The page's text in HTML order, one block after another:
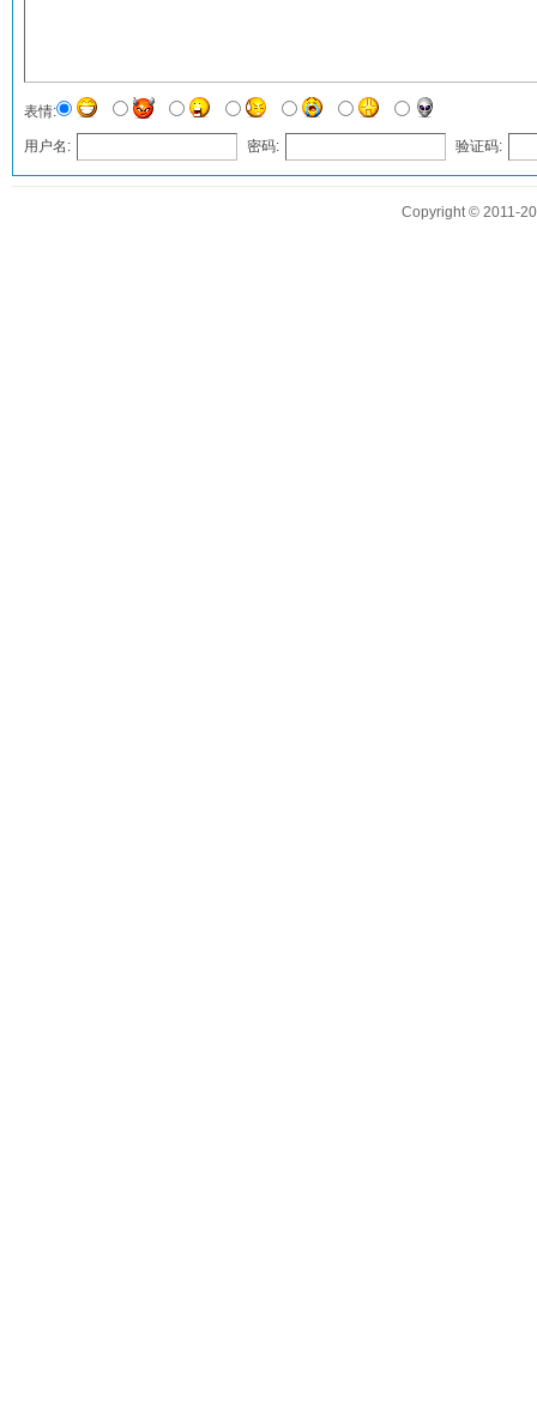
表情:
用户名: 密码: 验证码:
发表评论
Copyright © 2011-